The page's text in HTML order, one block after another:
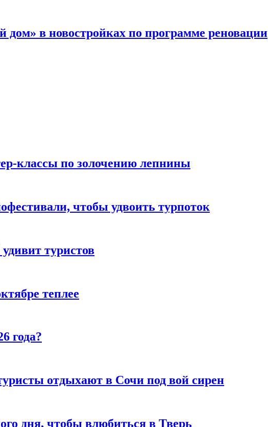
в новостройках по программе реновации
классы по золочению лепнины
чтобы удвоить турпоток
туристов
теплее
года?
отдыхают в Сочи под вой сирен
дня, чтобы влюбиться в Тверь